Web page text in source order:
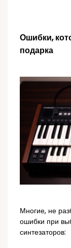
Ошибки,
подарка
Многие, не
ошибки при
синтезаторов: